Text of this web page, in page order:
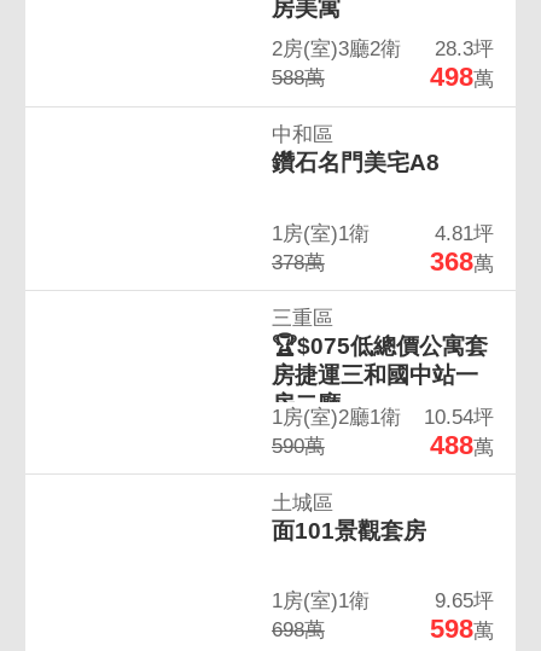
房美寓
2房(室)3廳2衛
28.3坪
588萬
498萬
中和區
鑽石名門美宅A8
1房(室)1衛
4.81坪
378萬
368萬
三重區
🏆$075低總價公寓套
房捷運三和國中站一
房二廳
1房(室)2廳1衛
10.54坪
590萬
488萬
土城區
面101景觀套房
1房(室)1衛
9.65坪
698萬
598萬